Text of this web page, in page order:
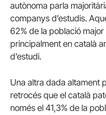
autònoma parla
companys d’estudis.
62% de la població
principalment en català
d’estudi.
Una altra dada altament
retrocés que el català
només el 41,3% de la